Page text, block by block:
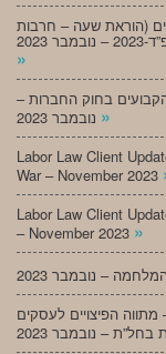
(הוראת שעה – חרבות
»
בחוק החברות –
»
Labor Law Client
War – November 2023
Labor Law Client
– November 2023 »
הפיצויים לעסקים